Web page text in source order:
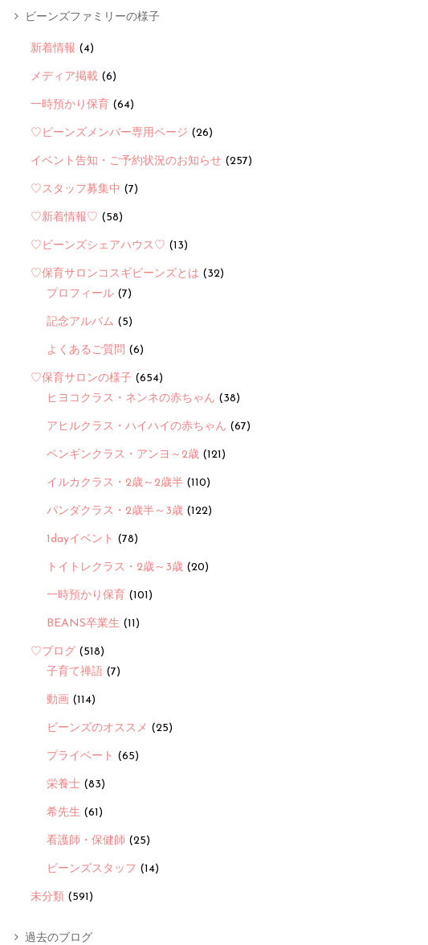
ビーンズファミリーの様子
新着情報 (4)
メディア掲載 (6)
一時預かり保育 (64)
♡ビーンズメンバー専用ページ (26)
イベント告知・ご予約状況のお知らせ (257)
♡スタッフ募集中 (7)
♡新着情報♡ (58)
♡ビーンズシェアハウス♡ (13)
♡保育サロンコスギビーンズとは (32)
プロフィール (7)
記念アルバム (5)
よくあるご質問 (6)
♡保育サロンの様子 (654)
ヒヨコクラス・ネンネの赤ちゃん (38)
アヒルクラス・ハイハイの赤ちゃん (67)
ペンギンクラス・アンヨ～2歳 (121)
イルカクラス・2歳～2歳半 (110)
パンダクラス・2歳半～3歳 (122)
1dayイベント (78)
トイトレクラス・2歳～3歳 (20)
一時預かり保育 (101)
BEANS卒業生 (11)
♡ブログ (518)
子育て禅語 (7)
動画 (114)
ビーンズのオススメ (25)
プライベート (65)
栄養士 (83)
希先生 (61)
看護師・保健師 (25)
ビーンズスタッフ (14)
未分類 (591)
過去のブログ